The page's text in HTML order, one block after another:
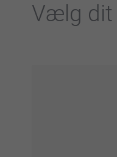
Vælg dit